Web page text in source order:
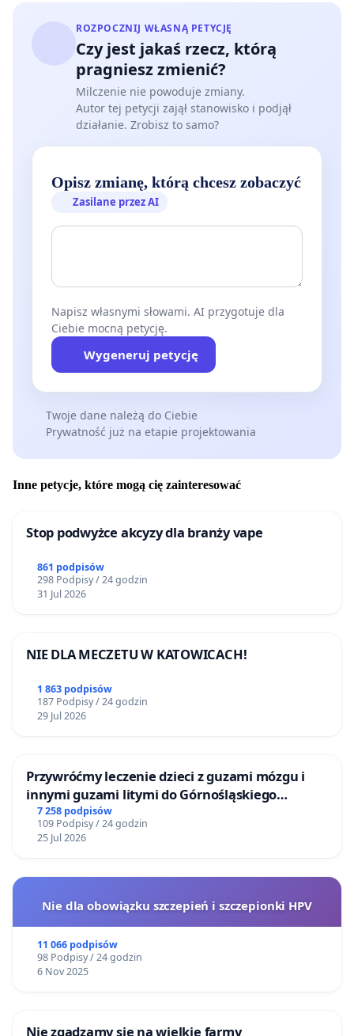
ROZPOCZNIJ WŁASNĄ PETYCJĘ
Czy jest jakaś rzecz, którą
pragniesz zmienić?
Milczenie nie powoduje zmiany.
Autor tej petycji zajął stanowisko i podjął
działanie. Zrobisz to samo?
Opisz zmianę, którą chcesz zobaczyć
Zasilane przez AI
Napisz własnymi słowami. AI przygotuje dla
Ciebie mocną petycję.
Wygeneruj petycję
Twoje dane należą do Ciebie
Prywatność już na etapie projektowania
Inne petycje, które mogą cię zainteresować
Stop podwyżce akcyzy dla branży vape
861 podpisów
298 Podpisy / 24 godzin
31 Jul 2026
NIE DLA MECZETU W KATOWICACH!
1 863 podpisów
187 Podpisy / 24 godzin
29 Jul 2026
Przywróćmy leczenie dzieci z guzami mózgu i
innymi guzami litymi do Górnośląskiego
Centrum Zdrowia Dziecka w Katowicach
7 258 podpisów
109 Podpisy / 24 godzin
25 Jul 2026
Nie dla obowiązku szczepień i szczepionki HPV
11 066 podpisów
98 Podpisy / 24 godzin
6 Nov 2025
Nie zgadzamy się na wielkie farmy